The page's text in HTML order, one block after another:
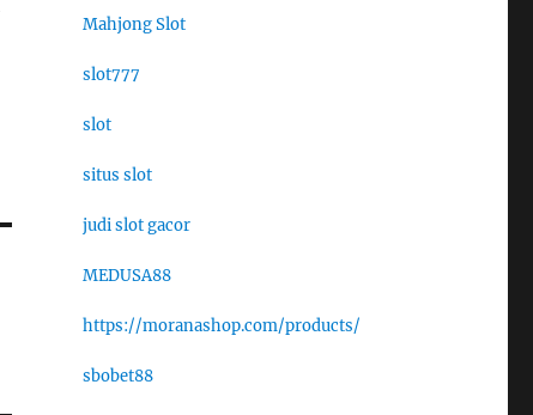
Mahjong Slot
slot777
slot
situs slot
judi slot gacor
MEDUSA88
https://moranashop.com/products/
sbobet88